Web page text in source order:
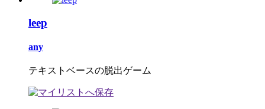
leep
any
テキストベースの脱出ゲーム